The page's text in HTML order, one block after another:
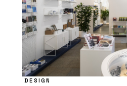
DESIGN